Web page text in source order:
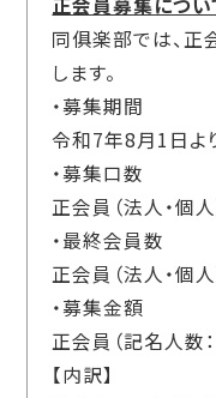
正会員募集につい
同俱楽部では、正
します。
・募集期間
令和7年8月1 日よ
・募集口数
正会員（法人・個
・最終会員数
正会員（法人・個
・募集金額
正会員（記名人数：
【内訳】